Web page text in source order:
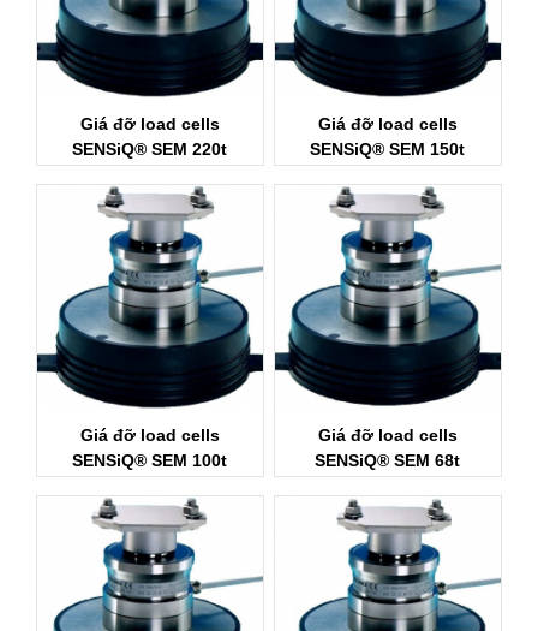
Giá đỡ load cells
SENSiQ® SEM 220t
Giá đỡ load cells
SENSiQ® SEM 150t
Giá đỡ load cells
SENSiQ® SEM 100t
Giá đỡ load cells
SENSiQ® SEM 68t